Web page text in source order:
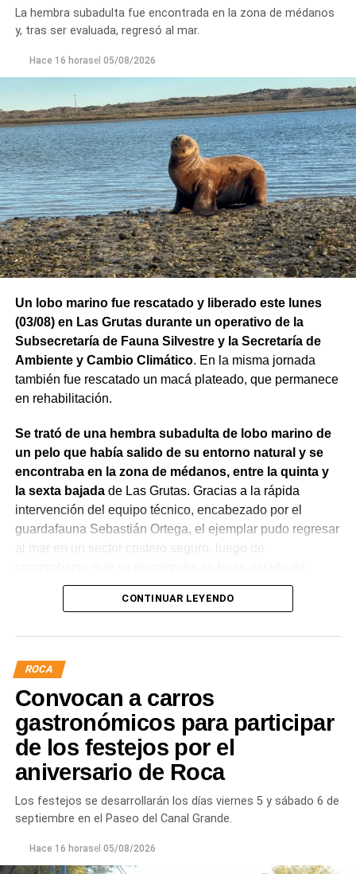
La hembra subadulta fue encontrada en la zona de médanos
y, tras ser evaluada, regresó al mar.
Hace 16 horasel 05/08/2026
Un lobo marino fue rescatado y liberado este lunes
(03/08) en Las Grutas durante un operativo de la
Subsecretaría de Fauna Silvestre y la Secretaría de
Ambiente y Cambio Climático. En la misma jornada
también fue rescatado un macá plateado, que permanece
en rehabilitación.
Se trató de una hembra subadulta de lobo marino de
un pelo que había salido de su entorno natural y se
encontraba en la zona de médanos, entre la quinta y
la sexta bajadade Las Grutas. Gracias a la rápida
intervención del equipo técnico, encabezado por el
guardafauna Sebastián Ortega, el ejemplar pudo regresar
para el lobo marino como para vecinos, turistas y
mascotas que circulaban por el lugar. Tras una
evaluación clínica, el animal fue trasladado mediante
protocolos de manejo seguro y liberado en un ambiente
adecuado para su descanso.
CONTINUAR LEYENDO
ROCA
Convocan a carros
gastronómicos para participar
de los festejos por el
aniversario de Roca
Los festejos se desarrollarán los días viernes 5 y sábado 6 de
septiembre en el Paseo del Canal Grande.
Hace 16 horasel 05/08/2026